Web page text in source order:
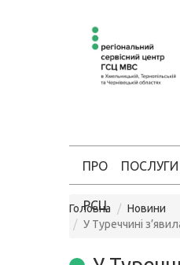
ПРО
РСЦ
ПОСЛУГИ
Головна
Новини
У Туреччині